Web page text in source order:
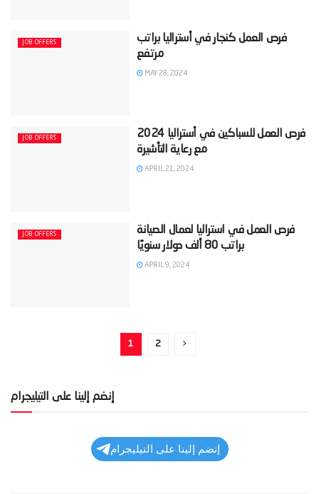
JOB OFFERS
‫فرص العمل كنجار في أستراليا براتب
مرتفع‬
MAY 28, 2024
JOB OFFERS
‫فرص العمل للسباكين في أستراليا 2024
مع رعاية التأشيرة‬
APRIL 21, 2024
JOB OFFERS
‫فرص العمل في استراليا لعمال الصيانة
براتب 80 ألف دولار سنويًا‬
APRIL 9, 2024
1 2
إنضم إلينا على التيليجرام
إنضم إلينا على التيليجرام